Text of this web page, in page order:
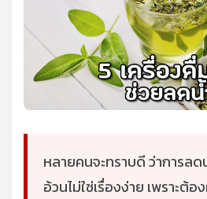
หลายคนจะทราบดี ว่าการล
อ้วนไม่ใช่เรื่องง่าย เพราะต้